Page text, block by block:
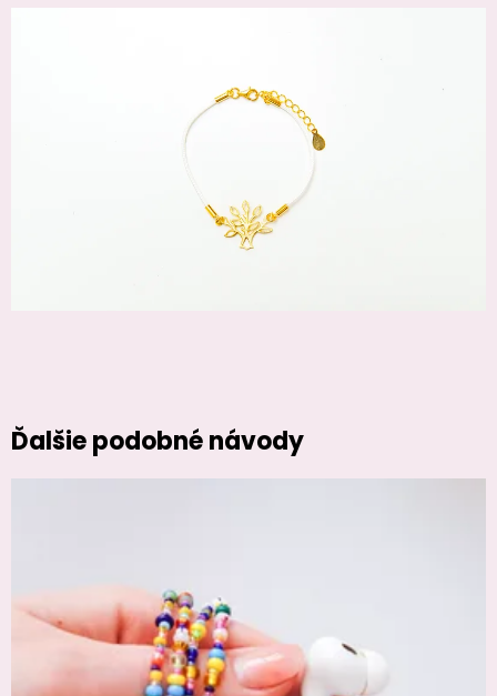
Ďalšie podobné návody